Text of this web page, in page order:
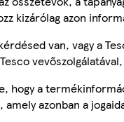
kizárólag azon
van, vagy a
hogy a
azonban a